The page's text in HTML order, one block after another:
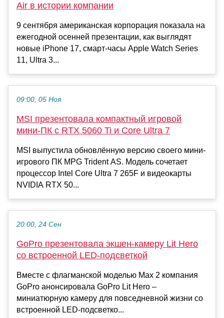
Air в истории компании
9 сентября американская корпорация показала на
ежегодной осенней презентации, как выглядят
новые iPhone 17, смарт-часы Apple Watch Series
11, Ultra 3...
09:00, 05 Ноя
MSI презентовала компактный игровой
мини-ПК с RTX 5060 Ti и Core Ultra 7
MSI выпустила обновлённую версию своего мини-
игрового ПК MPG Trident AS. Модель сочетает
процессор Intel Core Ultra 7 265F и видеокарты
NVIDIA RTX 50...
20:00, 24 Сен
GoPro презентовала экшен-камеру Lit Hero
со встроенной LED-подсветкой
Вместе с флагманской моделью Max 2 компания
GoPro анонсировала GoPro Lit Hero –
миниатюрную камеру для повседневной жизни со
встроенной LED-подсветко...